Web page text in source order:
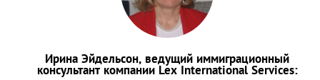
Ирина Эйдельсон, ведущий иммиграционный
консультант компании Lex International Services: